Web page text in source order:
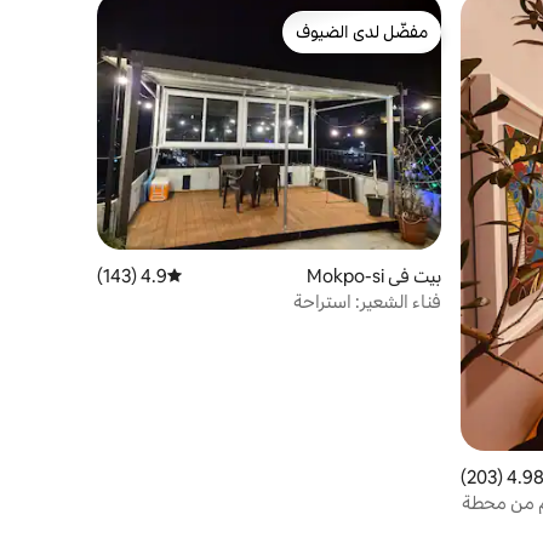
4.98 من 5، 203 مراجعات4.98 (203)
من محطة
مفضّل لدى الضيوف
مفضّل لدى الضيوف
بيت في Mokpo-si متوسط التقييم 4.9 من 5، 143 مراجعات
4.9 (143)
فناء الشعير: استراحة